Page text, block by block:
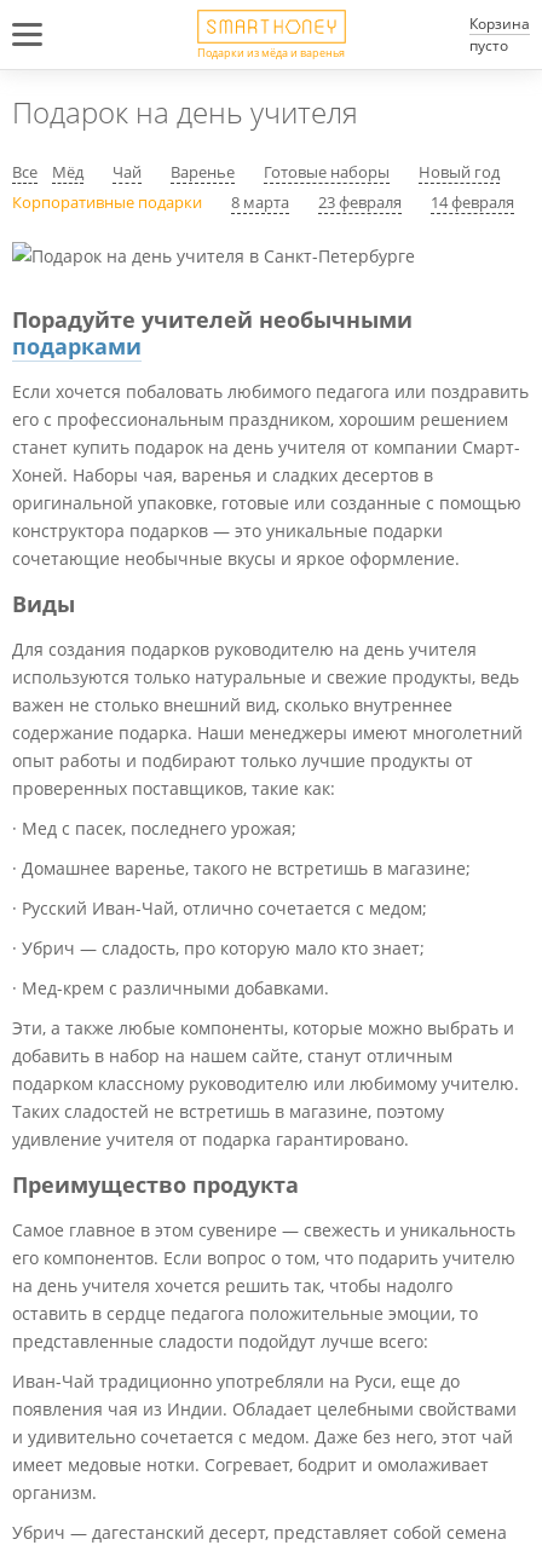
Подарки из мёда и варенья
Корзина
пусто
Подарок на день учителя
Все Мёд Чай Варенье Готовые наборы
Новый год
Корпоративные подарки
8 марта 23 февраля 14 февраля
Порадуйте учителей необычными
подарками
Если хочется побаловать любимого педагога или поздравить
его с профессиональным праздником, хорошим решением
станет купить подарок на день учителя от компании Смарт-
Хоней. Наборы чая, варенья и сладких десертов в
оригинальной упаковке, готовые или созданные с помощью
конструктора подарков — это уникальные подарки
сочетающие необычные вкусы и яркое оформление.
Виды
Для создания подарков руководителю на день учителя
используются только натуральные и свежие продукты, ведь
важен не столько внешний вид, сколько внутреннее
содержание подарка. Наши менеджеры имеют многолетний
опыт работы и подбирают только лучшие продукты от
проверенных поставщиков, такие как:
· Мед с пасек, последнего урожая;
· Домашнее варенье, такого не встретишь в магазине;
· Русский Иван-Чай, отлично сочетается с медом;
· Убрич — сладость, про которую мало кто знает;
· Мед-крем с различными добавками.
Эти, а также любые компоненты, которые можно выбрать и
добавить в набор на нашем сайте, станут отличным
подарком классному руководителю или любимому учителю.
Таких сладостей не встретишь в магазине, поэтому
удивление учителя от подарка гарантировано.
Преимущество продукта
Самое главное в этом сувенире — свежесть и уникальность
его компонентов. Если вопрос о том, что подарить учителю
на день учителя хочется решить так, чтобы надолго
оставить в сердце педагога положительные эмоции, то
представленные сладости подойдут лучше всего:
Иван-Чай традиционно употребляли на Руси, еще до
появления чая из Индии. Обладает целебными свойствами
и удивительно сочетается с медом. Даже без него, этот чай
имеет медовые нотки. Согревает, бодрит и омолаживает
организм.
Убрич — дагестанский десерт, представляет собой семена